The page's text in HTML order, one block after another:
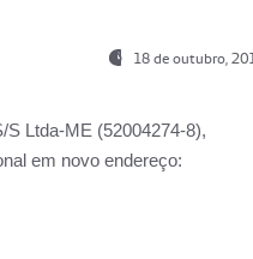
18 de outubro,
S Ltda-ME (52004274-8),
em novo endereço: